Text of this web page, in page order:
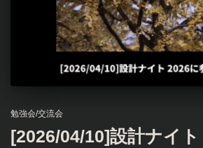
勉強会/交流会
[2026/04/10]設計ナイ